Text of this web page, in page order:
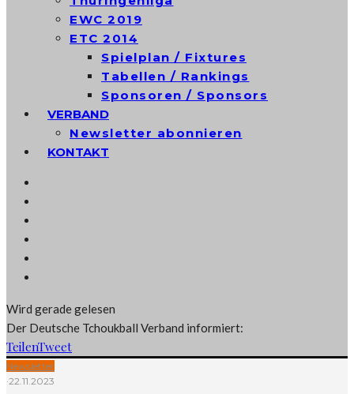
EWC 2019
ETC 2014
Spielplan / Fixtures
Tabellen / Rankings
Sponsoren / Sponsors
VERBAND
Newsletter abonnieren
KONTAKT
Wird gerade gelesen
Der Deutsche Tchoukball Verband informiert:
TeilenTweet
Newsletter
·22.11.2023